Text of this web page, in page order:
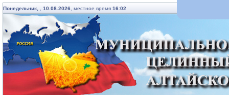
Понедельник, 10.08.2026 , местное время 16:02